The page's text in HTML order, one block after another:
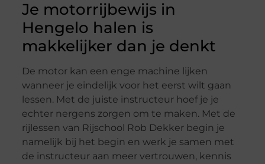
Je motorrijbewijs in
Hengelo halen is
makkelijker dan je denkt
De motor kan een enge machine lijken
wanneer je eindelijk voor het eerst wilt gaan
lessen. Met de juiste instructeur hoef je je
echter nergens zorgen om te maken. Met de
rijlessen van Rijschool Rob Dekker begin je
namelijk bij het begin en werk je samen met
de instructeur aan meer vertrouwen, kennis